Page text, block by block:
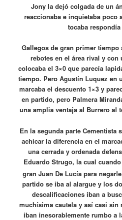
Jony la dejó colgada de un
reaccionaba e inquietaba poco
tocaba
Gallegos de gran primer tiempo
rebotes en el área rival y
colocaba el 3×0 que parecía
tiempo. Pero Agustín Luquez en
marcaba el descuento 1×3 y
en partido, pero Palmera
una amplia ventaja al Burrero al
En la segunda parte Cementista
achicar la diferencia en el
una cerrada y ordenada
Eduardo Strugo, la cual
gran Juan De Lucía para
partido se iba al alargue y los
descalificaciones iban a
muchísima cautela y así casi sin
iban inesorablemente rumbo a